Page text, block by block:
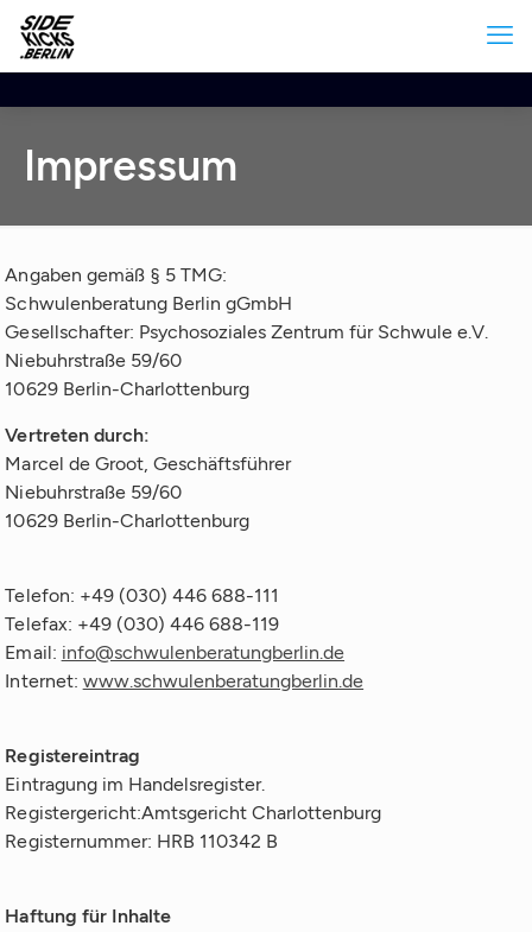
Impressum
Angaben gemäß § 5 TMG:
Schwulenberatung Berlin gGmbH
Gesellschafter: Psychosoziales Zentrum für Schwule e.V.
Niebuhrstraße 59/60
10629 Berlin-Charlottenburg
Vertreten durch:
Marcel de Groot, Geschäftsführer
Niebuhrstraße 59/60
10629 Berlin-Charlottenburg
Telefon: +49 (030) 446 688-111
Telefax: +49 (030) 446 688-119
Email: info@schwulenberatungberlin.de
Internet: www.schwulenberatungberlin.de
Registereintrag
Eintragung im Handelsregister.
Registergericht:Amtsgericht Charlottenburg
Registernummer: HRB 110342 B
Haftung für Inhalte